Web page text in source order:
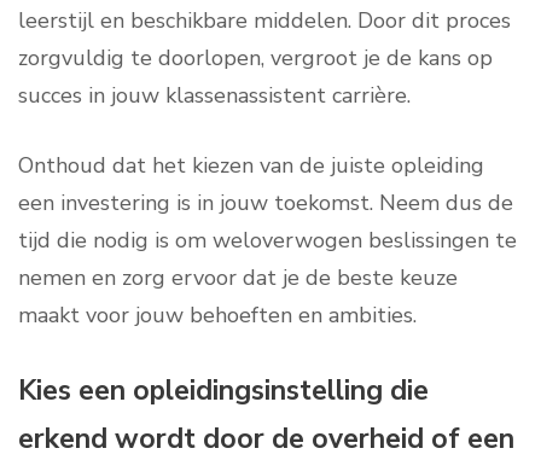
leerstijl en beschikbare middelen. Door dit proces
zorgvuldig te doorlopen, vergroot je de kans op
succes in jouw klassenassistent carrière.
Onthoud dat het kiezen van de juiste opleiding
een investering is in jouw toekomst. Neem dus de
tijd die nodig is om weloverwogen beslissingen te
nemen en zorg ervoor dat je de beste keuze
maakt voor jouw behoeften en ambities.
Kies een opleidingsinstelling die
erkend wordt door de overheid of een